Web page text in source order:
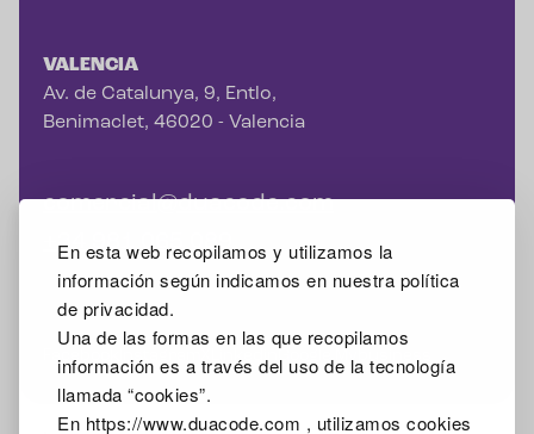
En esta web recopilamos y utilizamos la
información según indicamos en nuestra política
de privacidad.
Una de las formas en las que recopilamos
información es a través del uso de la tecnología
llamada “cookies”.
En https://www.duacode.com , utilizamos cookies
VALENCIA
Av. de Catalunya, 9, Entlo,
Benimaclet, 46020 - Valencia
comercial@duacode.com
+34 981 065 089
Facebook Instagram Linkedin Google Mybusiness